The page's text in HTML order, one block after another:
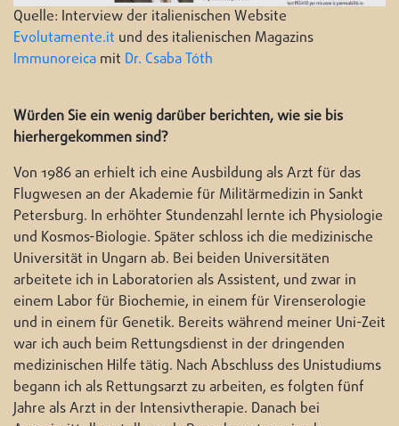
Quelle: Interview der italienischen Website
Evolutamente.it und des italienischen Magazins
Immunoreica mit Dr. Csaba Tóth
Würden Sie ein wenig darüber berichten, wie sie bis
hierhergekommen sind?
Von 1986 an erhielt ich eine Ausbildung als Arzt für das
Flugwesen an der Akademie für Militärmedizin in Sankt
Petersburg. In erhöhter Stundenzahl lernte ich Physiologie
und Kosmos-Biologie. Später schloss ich die medizinische
Universität in Ungarn ab. Bei beiden Universitäten
arbeitete ich in Laboratorien als Assistent, und zwar in
einem Labor für Biochemie, in einem für Virenserologie
und in einem für Genetik. Bereits während meiner Uni-Zeit
war ich auch beim Rettungsdienst in der dringenden
medizinischen Hilfe tätig. Nach Abschluss des Unistudiums
begann ich als Rettungsarzt zu arbeiten, es folgten fünf
Jahre als Arzt in der Intensivtherapie. Danach bei